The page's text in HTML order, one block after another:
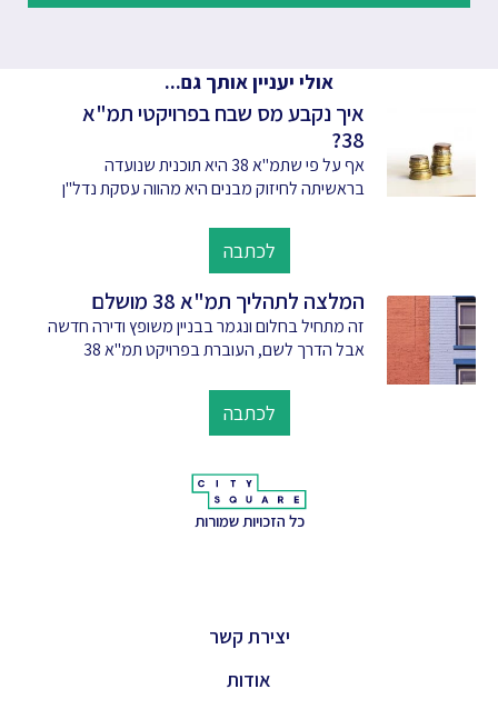
אולי יעניין אותך גם...
איך נקבע מס שבח בפרויקטי תמ"א
38?
אף על פי שתמ"א 38 היא תוכנית שנועדה
בראשיתה לחיזוק מבנים היא מהווה עסקת נדל"ן
לכתבה
המלצה לתהליך תמ"א 38 מושלם
זה מתחיל בחלום ונגמר בבניין משופץ ודירה חדשה
אבל הדרך לשם, העוברת בפרויקט תמ"א 38
לכתבה
כל הזכויות שמורות
יצירת קשר
אודות